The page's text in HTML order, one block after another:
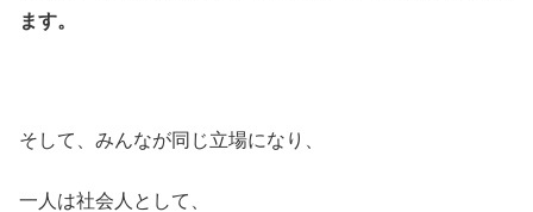
ます。
そして、みんなが同じ立場になり、
一人は社会人として、